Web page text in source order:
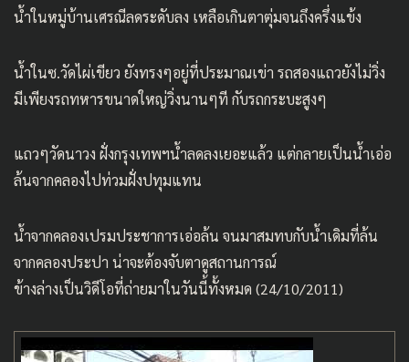
น้ำในหมู่บ้านเศรณีลดระดับลง เหลือเกินตาตุ่มจนถึงครึ่งแข้ง
น้ำในซ.วัดไผ่เขียว ยังทรงๆอยู่ที่ประมาณเข่า รถสองแถวยังไม่วิ่ง
มีเพียงรถทหารขนาดใหญ่วิ่งนานๆที กับรถกระบะสูงๆ
แถวๆวัดนาวง ฝั่งกรุงเทพฯน้ำลดลงเยอะแล้ว แต่กลายเป็นน้ำเอ่อ
ล้นจากคลองไปท่วมฝั่งปทุมแทน
น้ำจากคลองเปรมประชาการเอ่อล้น จนมาสมทบกับน้ำเดิมที่ล้น
จากคลองประปา น่าจะต้องจับตาดูสถานการณ์
ข้างล่างเป็นวิดีโอที่ถ่ายมาในวันนี้ทั้งหมด (24/10/2011)